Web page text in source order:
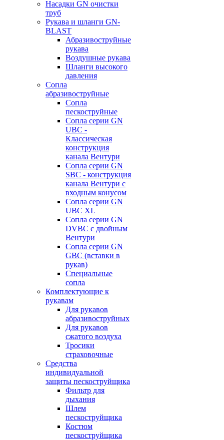
Насадки GN очистки
труб
Рукава и шланги GN-
BLAST
Абразивоструйные
рукава
Воздушные рукава
Шланги высокого
давления
Сопла
абразивоструйные
Сопла
пескоструйные
Сопла серии GN
UBC -
Классическая
конструкция
канала Вентури
Сопла серии GN
SBC - конструкция
канала Вентури c
входным конусом
Сопла серии GN
UBC XL
Сопла серии GN
DVBC с двойным
Вентури
Сопла серии GN
GBC (вставки в
рукав)
Специальные
сопла
Комплектующие к
рукавам
Для рукавов
абразивоструйных
Для рукавов
сжатого воздуха
Тросики
страховочные
Средства
индивидуальной
защиты пескоструйщика
Фильтр для
дыхания
Шлем
пескоструйщика
Костюм
пескоструйщика